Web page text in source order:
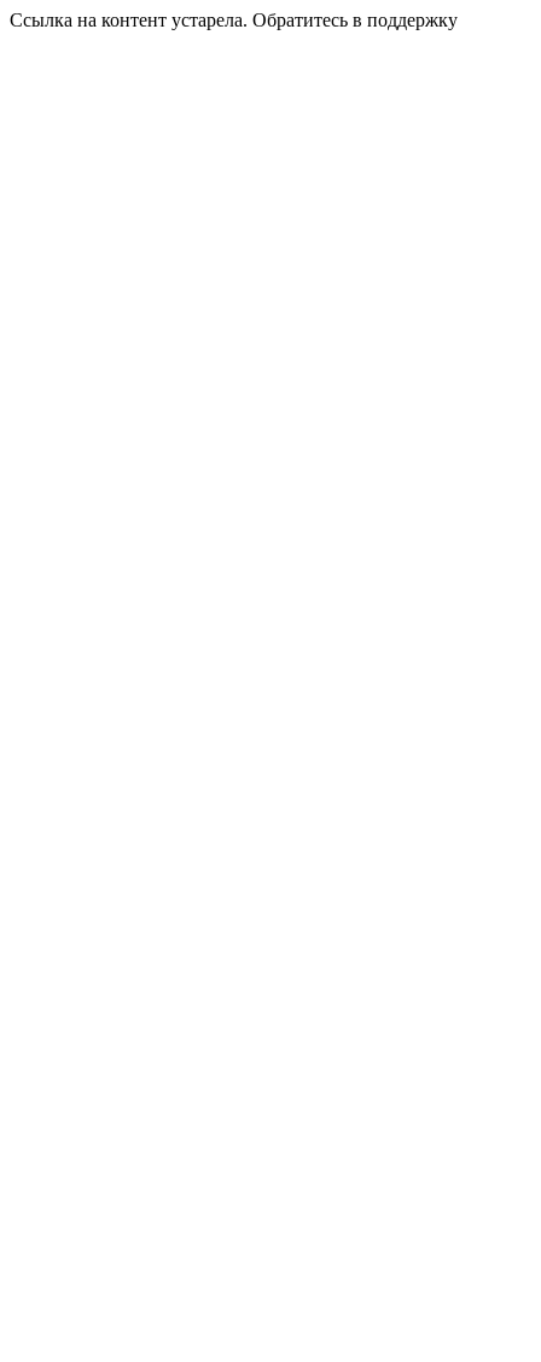
Ссылка на контент устарела. Обратитесь в поддержку